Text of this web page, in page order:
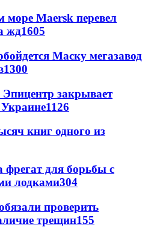
море Maersk перевел
жд1605
Маску мегазавод
1300
закрывает
1126
книг одного из
фрегат для борьбы с
лодками304
проверить
трещин155